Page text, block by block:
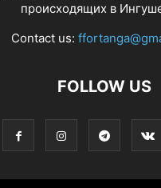
происходящих в
Contact us:
FOLLOW US